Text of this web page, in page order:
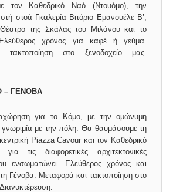
τον Καθεδρικό Ναό (Ντουόμο), την
στοά Γκαλερία Βιτόριο Εμανουέλε Β’,
της Σκάλας του Μιλάνου και το
χρόνος για καφέ ή γεύμα.
τακτοποίηση στο ξενοδοχείο μας.
– ΓΕΝΟΒΑ
για το Κόμο, με την ομώνυμη
γνωριμία με την πόλη. Θα θαυμάσουμε τη
Piazza Cavour και τον Καθεδρικό
τις διαφορετικές αρχιτεκτονικές
ενσωματώνει. Ελεύθερος χρόνος και
Γένοβα. Μεταφορά και τακτοποίηση στο